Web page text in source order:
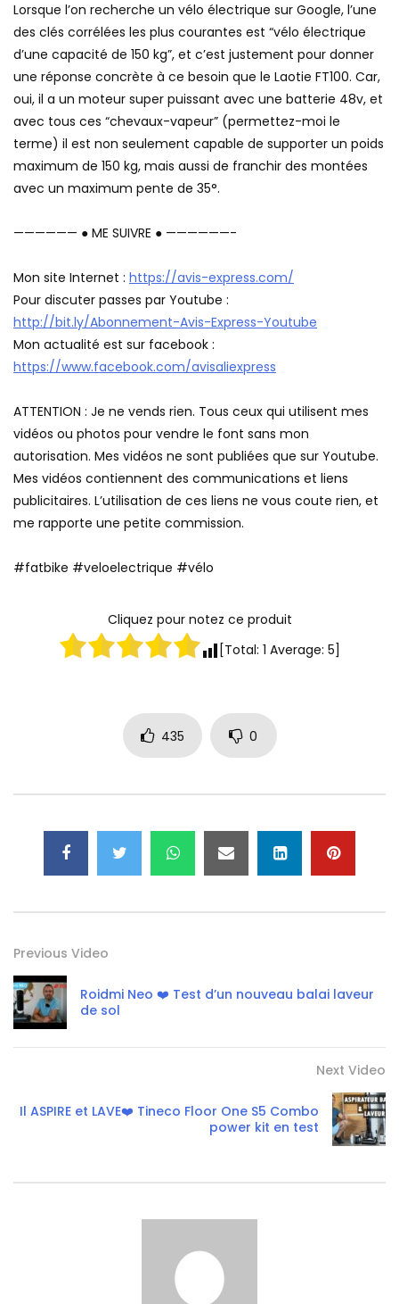
Lorsque l’on recherche un vélo électrique sur Google, l’une
des clés corrélées les plus courantes est “vélo électrique
d’une capacité de 150 kg”, et c’est justement pour donner
une réponse concrète à ce besoin que le Laotie FT100. Car,
oui, il a un moteur super puissant avec une batterie 48v, et
avec tous ces “chevaux-vapeur” (permettez-moi le
terme) il est non seulement capable de supporter un poids
maximum de 150 kg, mais aussi de franchir des montées
avec un maximum pente de 35°.
—————— ● ME SUIVRE ● ——————-
Mon site Internet : https://avis-express.com/
Pour discuter passes par Youtube :
http://bit.ly/Abonnement-Avis-Express-Youtube
Mon actualité est sur facebook :
https://www.facebook.com/avisaliexpress
ATTENTION : Je ne vends rien. Tous ceux qui utilisent mes
vidéos ou photos pour vendre le font sans mon
autorisation. Mes vidéos ne sont publiées que sur Youtube.
Mes vidéos contiennent des communications et liens
publicitaires. L’utilisation de ces liens ne vous coute rien, et
me rapporte une petite commission.
#fatbike #veloelectrique #vélo
Cliquez pour notez ce produit
[Total: 1 Average: 5]
435 0
Previous Video
Roidmi Neo ❤️ Test d’un nouveau balai laveur
de sol
Next Video
Il ASPIRE et LAVE❤️ Tineco Floor One S5 Combo
power kit en test